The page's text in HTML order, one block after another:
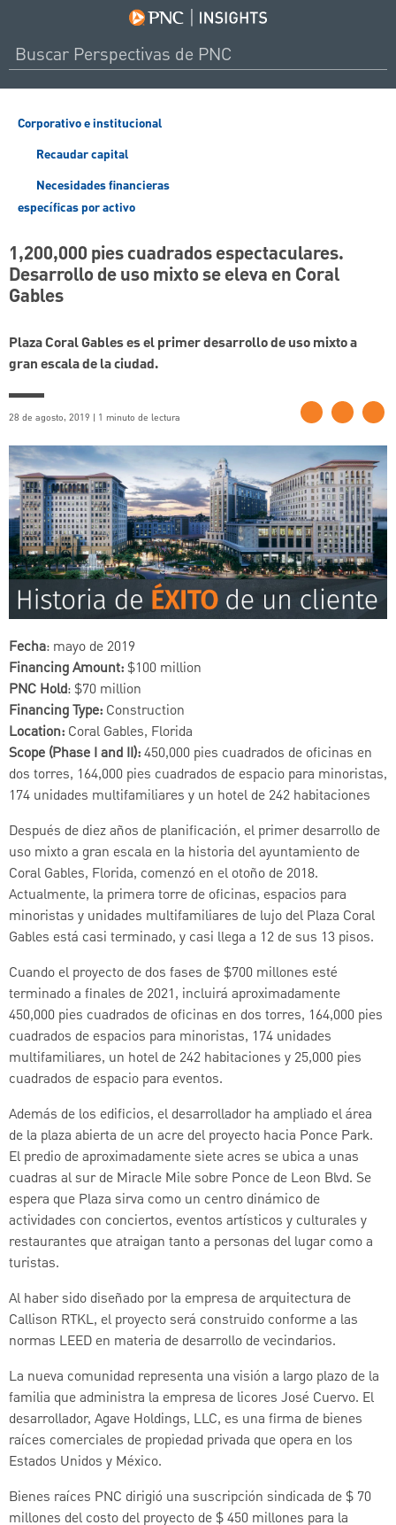
Corporativo e institucional
Recaudar capital
Necesidades financieras
específicas por activo
1,200,000 pies cuadrados espectaculares.
Desarrollo de uso mixto se eleva en Coral
Gables
Plaza Coral Gables es el primer desarrollo de uso mixto a
gran escala de la ciudad.
28 de agosto, 2019 | 1 minuto de lectura
Fecha: mayo de 2019
Financing Amount:$100 million
PNC Hold: $70 million
Financing Type: Construction
Location: Coral Gables, Florida
Scope (Phase I and II):450,000 pies cuadrados de oficinas en
dos torres, 164,000 pies cuadrados de espacio para minoristas,
174 unidades multifamiliares y un hotel de 242 habitaciones
Después de diez años de planificación, el primer desarrollo de
uso mixto a gran escala en la historia del ayuntamiento de
Coral Gables, Florida, comenzó en el otoño de 2018.
Actualmente, la primera torre de oficinas, espacios para
minoristas y unidades multifamiliares de lujo del Plaza Coral
Gables está casi terminado, y casi llega a 12 de sus 13 pisos.
Cuando el proyecto de dos fases de $700 millones esté
terminado a finales de 2021, incluirá aproximadamente
450,000 pies cuadrados de oficinas en dos torres, 164,000 pies
cuadrados de espacios para minoristas, 174 unidades
multifamiliares, un hotel de 242 habitaciones y 25,000 pies
cuadrados de espacio para eventos.
Además de los edificios, el desarrollador ha ampliado el área
de la plaza abierta de un acre del proyecto hacia Ponce Park.
El predio de aproximadamente siete acres se ubica a unas
cuadras al sur de Miracle Mile sobre Ponce de Leon Blvd. Se
espera que Plaza sirva como un centro dinámico de
actividades con conciertos, eventos artísticos y culturales y
restaurantes que atraigan tanto a personas del lugar como a
turistas.
Al haber sido diseñado por la empresa de arquitectura de
Callison RTKL, el proyecto será construido conforme a las
normas LEED en materia de desarrollo de vecindarios.
La nueva comunidad representa una visión a largo plazo de la
familia que administra la empresa de licores José Cuervo. El
desarrollador, Agave Holdings, LLC, es una firma de bienes
raíces comerciales de propiedad privada que opera en los
Estados Unidos y México.
Bienes raíces PNC dirigió una suscripción sindicada de $ 70
millones del costo del proyecto de $ 450 millones para la